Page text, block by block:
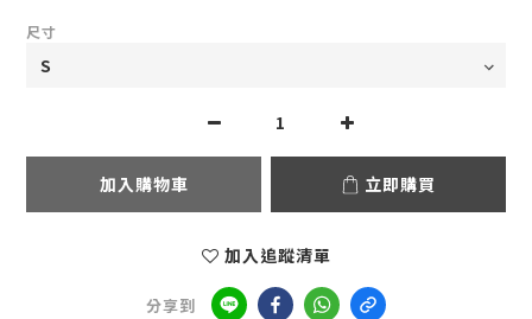
尺寸
加入購物車 立即購買
加入追蹤清單
分享到